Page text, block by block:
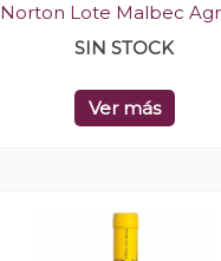
Norton Lote Malbec
SIN STOCK
Ver más